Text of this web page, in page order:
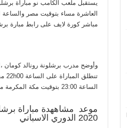
يستقبل ملعب الكامب نو مباراة
العاشرة مساء بتوقيت مصر والساعة
مباشر كورة لايف على رابط مبارة
وأوضح مدرب برشلونة رونالد كومان
الساعة 23:00 بتوقيت مكة المكرمة مساءا.
2020 الدوري الاسباني